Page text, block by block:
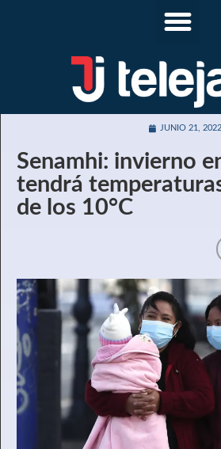
JUNIO 21, 2022
Senamhi: invierno
tendrá
de los 10°C